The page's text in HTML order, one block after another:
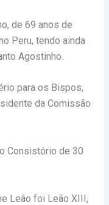
de 69 anos de
Peru, tendo ainda
Agostinho.
para os Bispos,
da Comissão
Consistório de 30
Leão foi Leão XIII,